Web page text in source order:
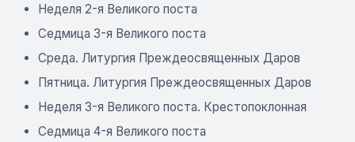
Неделя 2-я Великого поста
Седмица 3-я Великого поста
Среда. Литургия Преждеосвященных Даров
Пятница. Литургия Преждеосвященных Даров
Неделя 3-я Великого поста. Крестопоклонная
Седмица 4-я Великого поста